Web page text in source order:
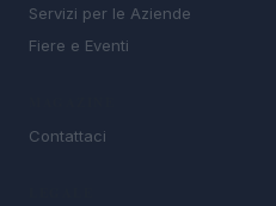
Servizi per le Aziende
Fiere e Eventi
Contattaci